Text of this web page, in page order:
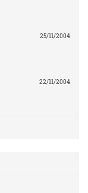
25/11/2004
22/11/2004